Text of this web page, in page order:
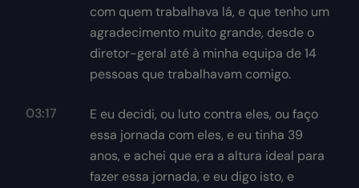
com quem trabalhava lá, e que tenho um
agradecimento muito grande, desde o
diretor-geral até à minha equipa de 14
pessoas que trabalhavam comigo.
03:17
E eu decidi, ou luto contra eles, ou faço
essa jornada com eles, e eu tinha 39
anos, e achei que era a altura ideal para
fazer essa jornada, e eu digo isto, e